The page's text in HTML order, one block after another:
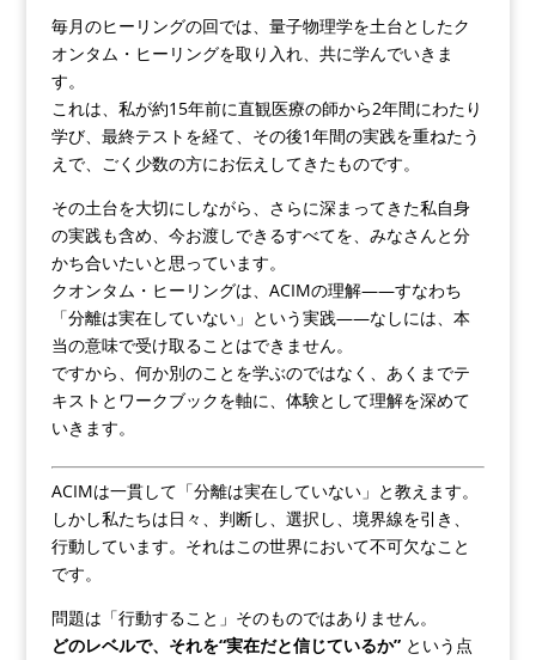
毎月のヒーリングの回では、量子物理学を土台としたク
オンタム・ヒーリングを取り入れ、共に学んでいきま
す。
これは、私が約15年前に直観医療の師から2年間にわたり
学び、最終テストを経て、その後1年間の実践を重ねたう
えで、ごく少数の方にお伝えしてきたものです。
その土台を大切にしながら、さらに深まってきた私自身
の実践も含め、今お渡しできるすべてを、みなさんと分
かち合いたいと思っています。
クオンタム・ヒーリングは、ACIMの理解——すなわち
「分離は実在していない」という実践——なしには、本
当の意味で受け取ることはできません。
ですから、何か別のことを学ぶのではなく、あくまでテ
キストとワークブックを軸に、体験として理解を深めて
いきます。
ACIMは一貫して「分離は実在していない」と教えます。
しかし私たちは日々、判断し、選択し、境界線を引き、
行動しています。それはこの世界において不可欠なこと
です。
問題は「行動すること」そのものではありません。
どのレベルで、それを“実在だと信じているか”という点